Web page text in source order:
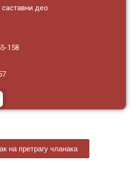
саставни део
158
на претрагу чланака